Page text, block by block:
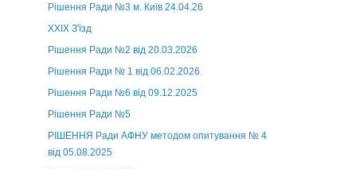
Рішення Ради №3 м. Київ 24.04.26
XXІХ З'їзд
Рішення Ради №2 від 20.03.2026
Рішення Ради № 1 від 06.02.2026
Рішення Ради №6 від 09.12.2025
Рішення Ради №5
РІШЕННЯ Ради АФНУ методом опитування № 4
від 05.08.2025